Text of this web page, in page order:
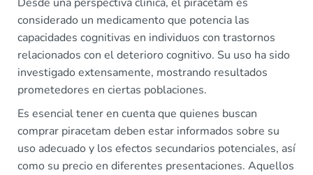
considerado un medicamento que potencia las
capacidades cognitivas en individuos con trastornos
relacionados con el deterioro cognitivo. Su uso ha sido
investigado extensamente, mostrando resultados
prometedores en ciertas poblaciones.
Es esencial tener en cuenta que quienes buscan
comprar piracetam deben estar informados sobre su
uso adecuado y los efectos secundarios potenciales, así
como su precio en diferentes presentaciones. Aquellos